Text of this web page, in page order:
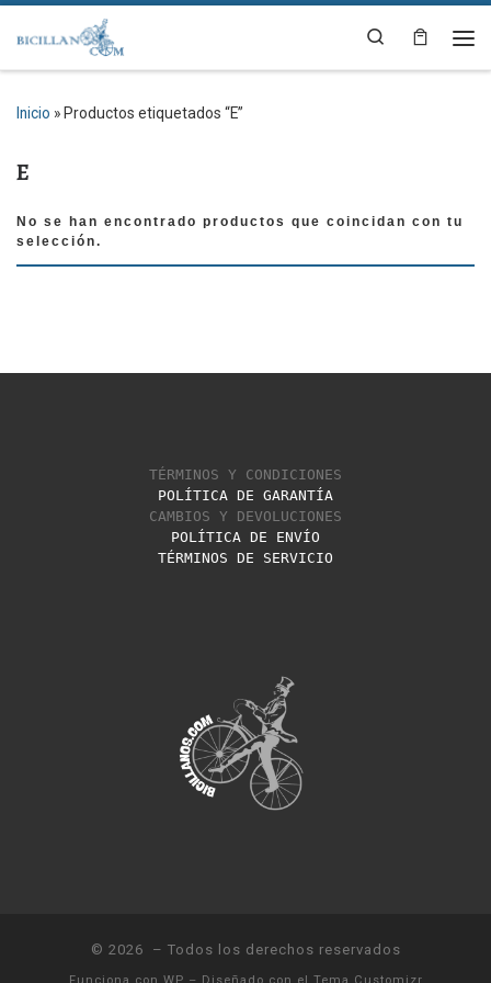
Saltar al contenido
Search
Inicio » Productos etiquetados “E”
E
No se han encontrado productos que coincidan con tu
selección.
TÉRMINOS Y CONDICIONES
POLÍTICA DE GARANTÍA
CAMBIOS Y DEVOLUCIONES
POLÍTICA DE ENVÍO
TÉRMINOS DE SERVICIO
© 2026 – Todos los derechos reservados
Funciona con WP – Diseñado con el Tema Customizr